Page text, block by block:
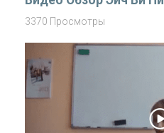
3370 Просмотры